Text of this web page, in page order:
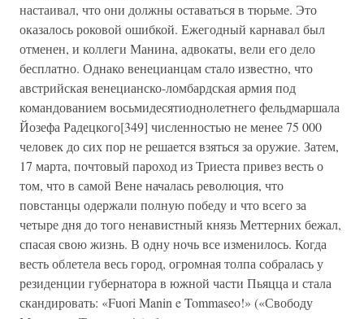
настаивал, что они должны оставаться в тюрьме. Это
оказалось роковой ошибкой. Ежегодный карнавал был
отменен, и коллеги Манина, адвокаты, вели его дело
бесплатно. Однако венецианцам стало известно, что
австрийская венецианско-ломбардская армия под
командованием восьмидесятиоднолетнего фельдмаршала
Йозефа Радецкого[349] численностью не менее 75 000
человек до сих пор не решается взяться за оружие. Затем,
17 марта, почтовый пароход из Триеста привез весть о
том, что в самой Вене началась революция, что
повстанцы одержали полную победу и что всего за
четыре дня до того ненавистный князь Меттерних бежал,
спасая свою жизнь. В одну ночь все изменилось. Когда
весть облетела весь город, огромная толпа собралась у
резиденции губернатора в южной части Пьяцца и стала
скандировать: «Fuori Manin e Tommaseo!» («Свободу